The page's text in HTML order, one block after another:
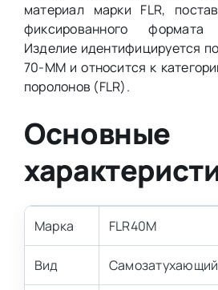
материал марки FLR,
фиксированного
Изделие идентифицируется
70-MM и относится к
поролонов (FLR).
Основные
Марка FLR40M
Вид Самозатухающий